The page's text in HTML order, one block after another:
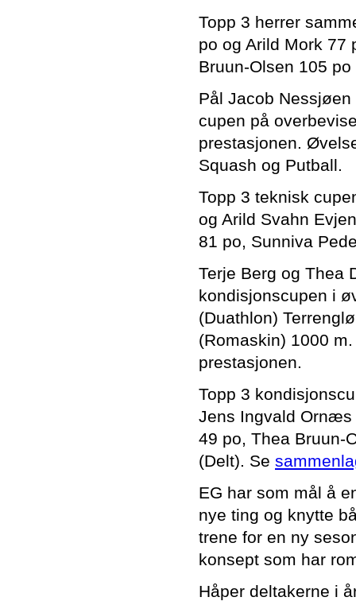
Topp 3 herrer
po og Arild Mork 77
Bruun-Olsen 105
Pål Jacob
cupen på
prestasjonen.
Squash og Putball.
Topp 3 teknisk
og Arild Svahn
81 po, Sunniva
Terje Berg og Thea
kondisjonscupen i
(Duathlon)
(Romaskin) 1000
prestasjonen.
Topp 3
Jens Ingvald Ornæs
49 po, Thea Bruun-
(Delt). Se
EG har som mål å
nye ting og knytte
trene for en ny
konsept som har
Håper deltakerne i